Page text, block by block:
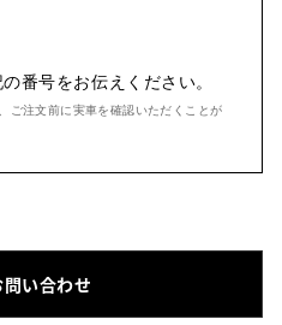
番号をお伝えください。
ご注文前に実車を確認いただくことが
い合わせ